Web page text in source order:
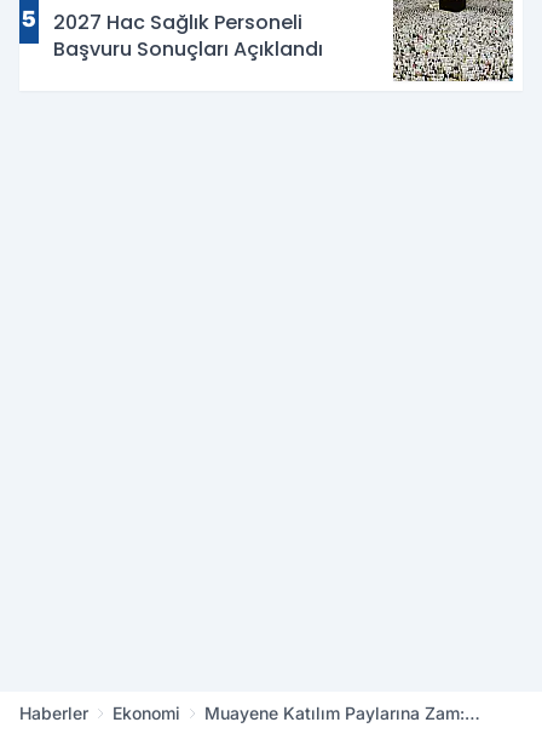
5
2027 Hac Sağlık Personeli
Başvuru Sonuçları Açıklandı
Haberler Ekonomi
Muayene Katılım Paylarına Zam: